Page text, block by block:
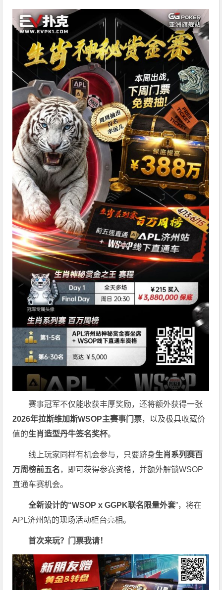
赛事冠军不仅能收获丰厚奖励，还将额外获得一张
2026年拉斯维加斯WSOP主赛事门票，以及极具收藏价
值的生肖造型丹牛签名奖杯。
线上玩家同样有机会参与，只要跻身生肖系列赛百
万周榜前五名，即可获得参赛资格，并额外解锁WSOP
直通车赛机会。
全新设计的“WSOP x GGPK联名限量外套”，将在
APL济州站的现场活动柜台亮相。
首次来玩？门票我请！